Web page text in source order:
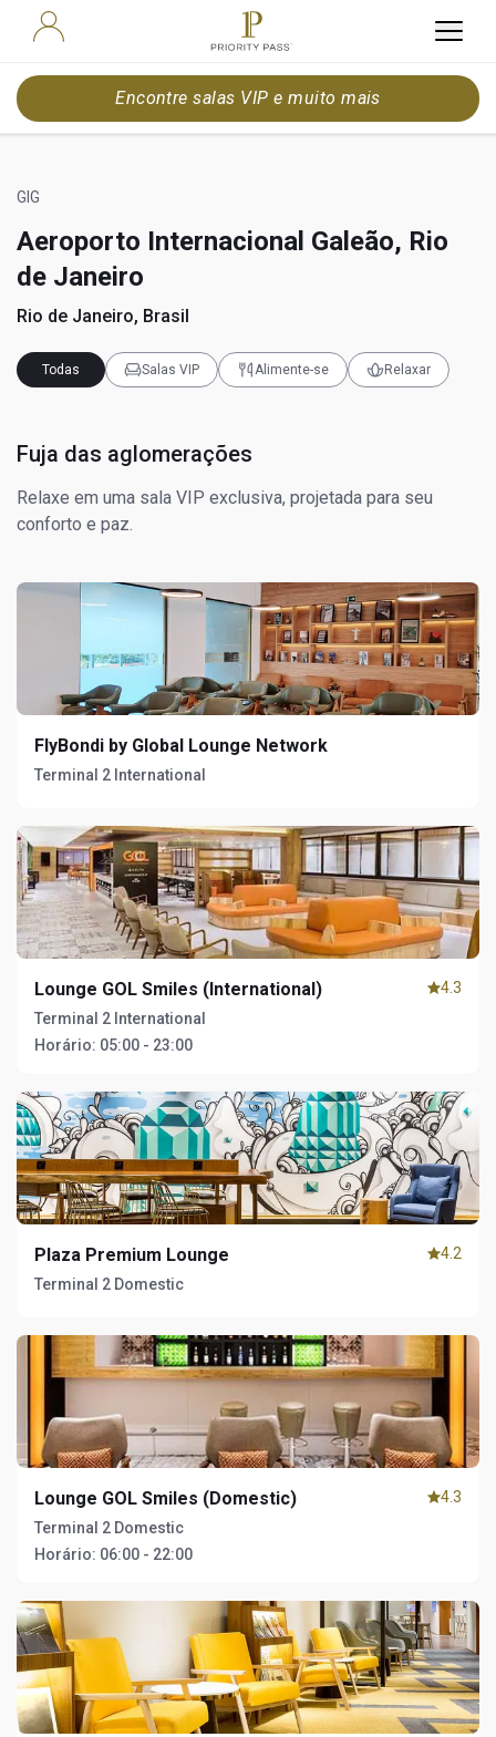
Encontre salas VIP e muito mais
GIG
Aeroporto Internacional Galeão, Rio
de Janeiro
Rio de Janeiro, Brasil
Todas Salas VIP Alimente-se Relaxar
Fuja das aglomerações
Relaxe em uma sala VIP exclusiva, projetada para seu
conforto e paz.
FlyBondi by Global Lounge Network
Terminal 2 International
Lounge GOL Smiles (International)
Terminal 2 International
Horário: 05:00 - 23:00
4.3
Plaza Premium Lounge
Terminal 2 Domestic
4.2
Lounge GOL Smiles (Domestic)
Terminal 2 Domestic
Horário: 06:00 - 22:00
4.3